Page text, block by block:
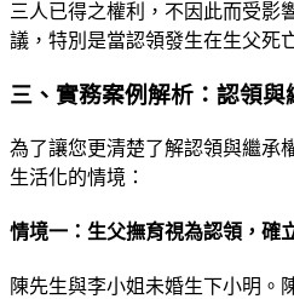
三人已得之權利，不因此而受
議，特別是當認領發生在生父死
三、實務案例解析：認領
為了讓您更清楚了解認領與繼承
生活化的情境：
情境一：生父撫育視為認領，確
陳先生與李小姐未婚生下小明。